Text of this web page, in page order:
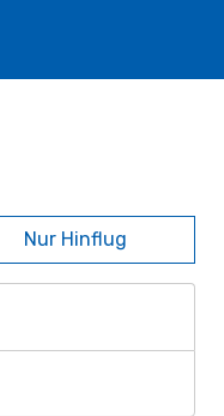
Nur Hinflug